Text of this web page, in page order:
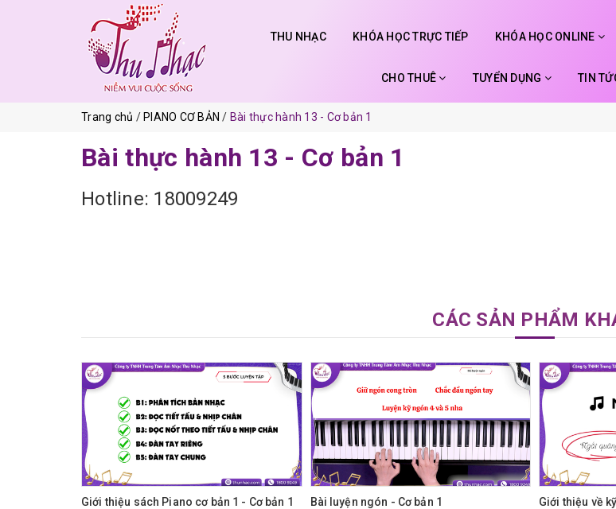
THU NHẠC KHÓA HỌC TRỰC TIẾP KHÓA HỌC ONLINE
CHO THUÊ TUYỂN DỤNG TIN
Trang chủ PIANO CƠ BẢN Bài thực hành 13 - Cơ bản 1
Bài thực hành 13 - Cơ bản 1
Hotline: 18009249
CÁC SẢN PHẨM
Giới thiệu sách Piano cơ bản 1 - Cơ bản 1 Bài luyện ngón - Cơ bản 1
Giới thiệu về